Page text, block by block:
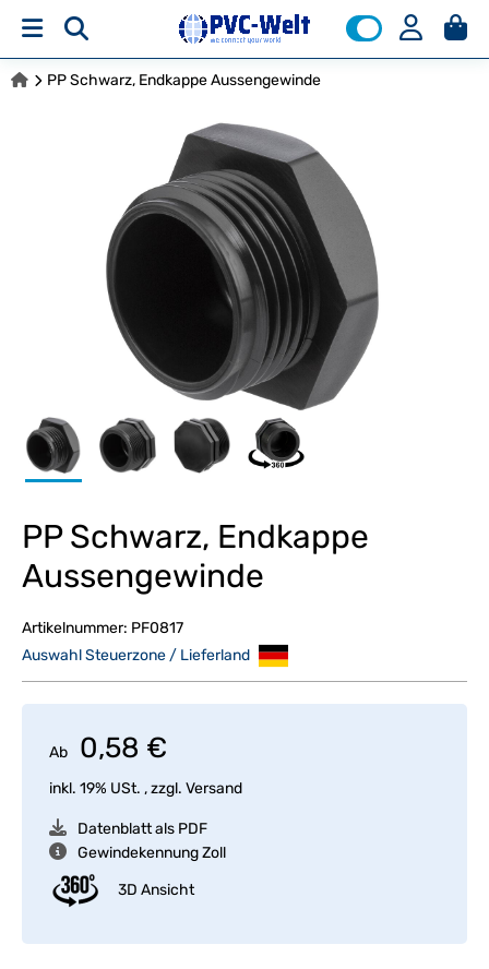
PP Schwarz, Endkappe Aussengewinde
PP Schwarz, Endkappe
Aussengewinde
Artikelnummer: PF0817
Auswahl Steuerzone / Lieferland
Ab 0,58 €
inkl. 19% USt. , zzgl. Versand
Datenblatt als PDF
Gewindekennung Zoll
3D Ansicht